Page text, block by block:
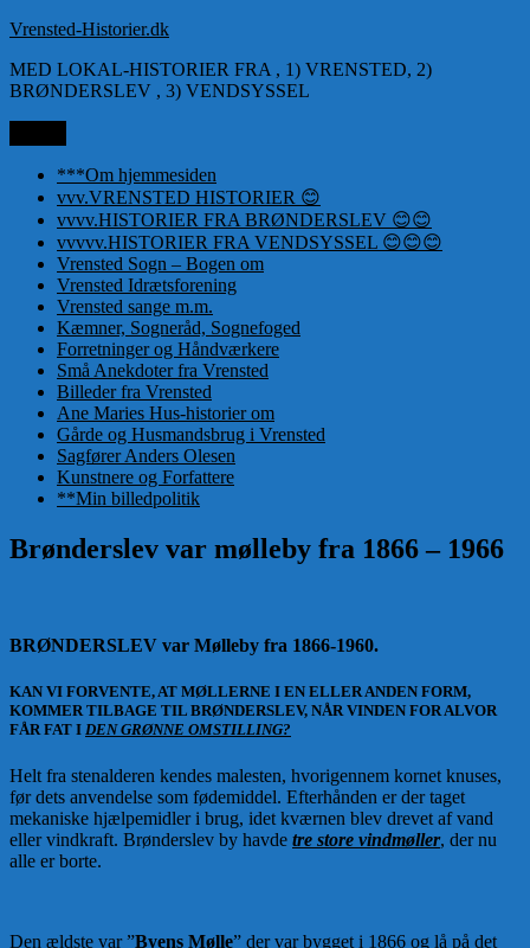
Videre
indhold
Vrensted-Historier.dk
MED LOKAL-HISTORIER FRA , 1) VRENSTED, 2)
BRØNDERSLEV , 3) VENDSYSSEL
***Om hjemmesiden
vvv.VRENSTED HISTORIER 😊
vvvv.HISTORIER FRA BRØNDERSLEV 😊😊
vvvvv.HISTORIER FRA VENDSYSSEL 😊😊😊
Vrensted Sogn – Bogen om
Vrensted Idrætsforening
Vrensted sange m.m.
Kæmner, Sogneråd, Sognefoged
Forretninger og Håndværkere
Små Anekdoter fra Vrensted
Billeder fra Vrensted
Ane Maries Hus-historier om
Gårde og Husmandsbrug i Vrensted
Sagfører Anders Olesen
Kunstnere og Forfattere
**Min billedpolitik
Brønderslev var mølleby fra 1866 – 1966
BRØNDERSLEV var Mølleby fra 1866-1960.
KAN VI FORVENTE, AT MØLLERNE I EN ELLER ANDEN FORM,
KOMMER TILBAGE TIL BRØNDERSLEV, NÅR VINDEN FOR ALVOR
FÅR FAT I DEN GRØNNE OMSTILLING?
Helt fra stenalderen kendes malesten, hvorigennem kornet knuses,
før dets anvendelse som fødemiddel. Efterhånden er der taget
mekaniske hjælpemidler i brug, idet kværnen blev drevet af vand
eller vindkraft. Brønderslev by havde tre store vindmøller, der nu
alle er borte.
Den ældste var ”Byens Mølle” der var bygget i 1866 og lå på det